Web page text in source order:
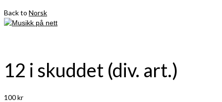
Back to Norsk
12 i skuddet (div. art.)
100kr